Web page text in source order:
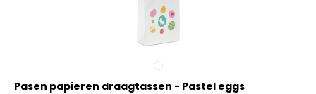
Pasen papieren draagtassen - Pastel eggs